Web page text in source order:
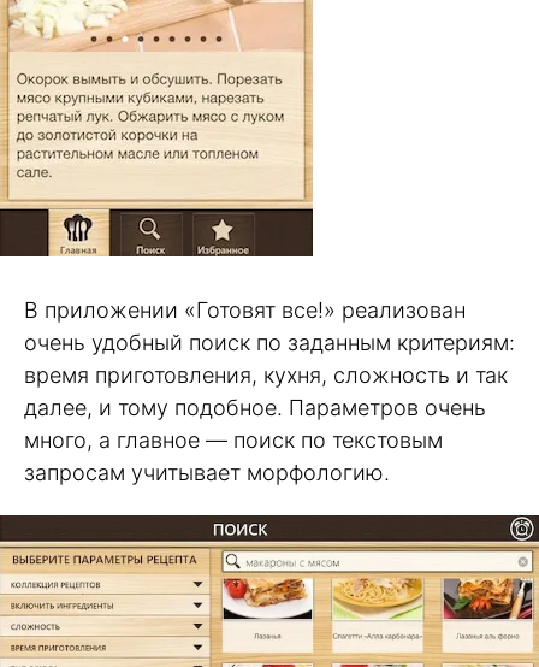
В приложении «Готовят все!» реализован
очень удобный поиск по заданным критериям:
время приготовления, кухня, сложность и так
далее, и тому подобное. Параметров очень
много, а главное — поиск по текстовым
запросам учитывает морфологию.